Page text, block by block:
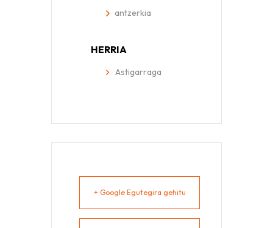
antzerkia
HERRIA
Astigarraga
+ Google Egutegira gehitu